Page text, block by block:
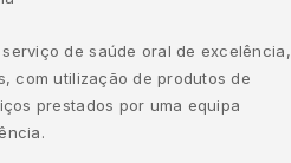
serviço de saúde oral de excelência,
com utilização de produtos de
prestados por uma equipa